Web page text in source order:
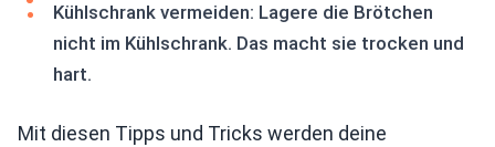
Kühlschrank vermeiden: Lagere die Brötchen
nicht im Kühlschrank. Das macht sie trocken und
hart.
Mit diesen Tipps und Tricks werden deine